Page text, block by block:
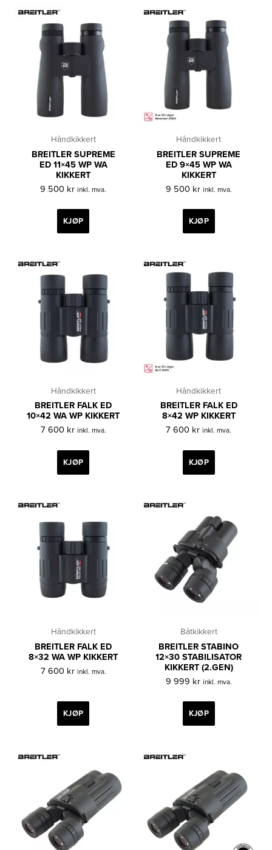
Håndkikkert
BREITLER SUPREME
ED 11×45 WP WA
KIKKERT
9 500 kr inkl. mva.
KJØP
Håndkikkert
BREITLER SUPREME
ED 9×45 WP WA
KIKKERT
9 500 kr inkl. mva.
KJØP
Håndkikkert
BREITLER FALK ED
10×42 WA WP KIKKERT
7 600 kr inkl. mva.
KJØP
Håndkikkert
BREITLER FALK ED
8×42 WP KIKKERT
7 600 kr inkl. mva.
KJØP
Håndkikkert
BREITLER FALK ED
8×32 WA WP KIKKERT
7 600 kr inkl. mva.
KJØP
Båtkikkert
BREITLER STABINO
12×30 STABILISATOR
KIKKERT (2.GEN)
9 999 kr inkl. mva.
KJØP